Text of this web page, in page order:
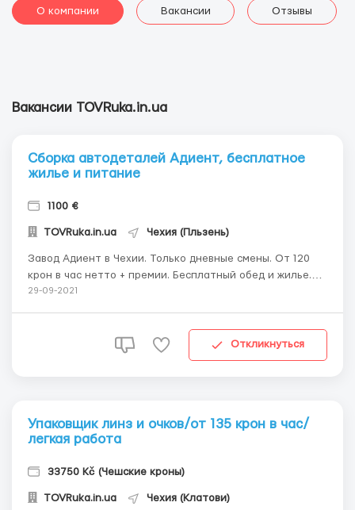
О компании Вакансии Отзывы
Вакансии TOVRuka.in.ua
Сборка автодеталей Адиент, бесплатное
жилье и питание
1100 €
TOVRuka.in.ua Чехия (Пльзень)
Завод Адиент в Чехии. Только дневные смены. От 120
крон в час нетто + премии. Бесплатный обед и жилье.
Должность: работник производственной линии по
езды автобусом, автобус предоставляет фирма. ...
29-09-2021
Откликнуться
Упаковщик линз и очков/от 135 крон в час/
легкая работа
33750 Kč (Чешские кроны)
TOVRuka.in.ua Чехия (Клатови)